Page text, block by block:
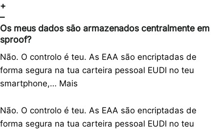
+
–
Os meus dados são armazenados centralmente em
sproof?
Não. O controlo é teu. As EAA são encriptadas de
forma segura na tua carteira pessoal EUDI no teu
smartphone,… Mais
Não. O controlo é teu. As EAA são encriptadas de
forma segura na tua carteira pessoal EUDI no teu